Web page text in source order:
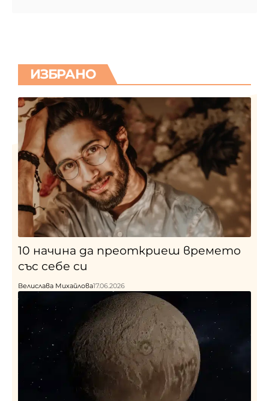
ИЗБРАНО
10 начина да преоткриеш времето
със себе си
Велислава Михайлова17.06.2026